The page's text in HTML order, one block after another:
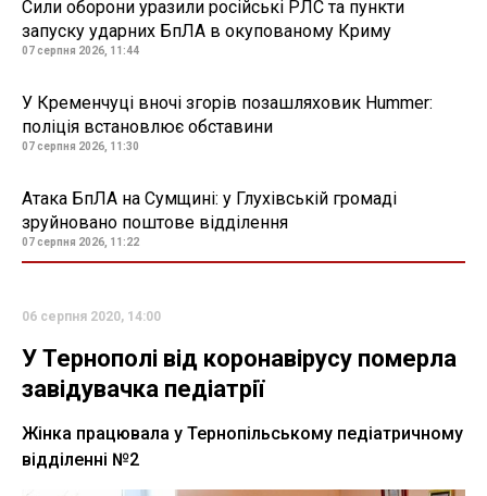
Сили оборони уразили російські РЛС та пункти
запуску ударних БпЛА в окупованому Криму
07 серпня 2026, 11:44
У Кременчуці вночі згорів позашляховик Hummer:
поліція встановлює обставини
07 серпня 2026, 11:30
Атака БпЛА на Сумщині: у Глухівській громаді
зруйновано поштове відділення
07 серпня 2026, 11:22
06 серпня 2020, 14:00
У Тернополі від коронавірусу померла
завідувачка педіатрії
Жінка працювала у Тернопільському педіатричному
відділенні №2